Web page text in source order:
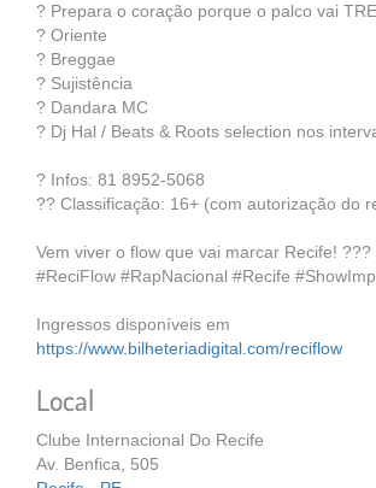
? Prepara o coração porque o palco vai
? Oriente
? Breggae
? Sujistência
? Dandara MC
? Dj Hal / Beats & Roots selection nos
? Infos: 81 8952-5068
?? Classificação: 16+ (com autorização do
Vem viver o flow que vai marcar Recife! ???
#ReciFlow #RapNacional #Recife
Ingressos disponíveis em
https://www.bilheteriadigital.com/reciflow
Local
Clube Internacional Do Recife
Av. Benfica, 505